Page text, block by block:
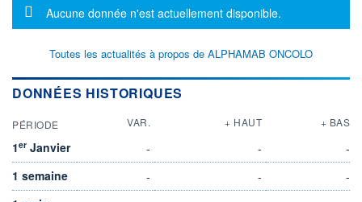
Message d'information
Aucune donnée n'est actuellement disponible.
Toutes les actualités à propos de ALPHAMAB ONCOLO
DONNÉES HISTORIQUES
PÉRIODE VAR. + HAUT + BAS
1er Janvier - -
-
1 semaine
- -
-